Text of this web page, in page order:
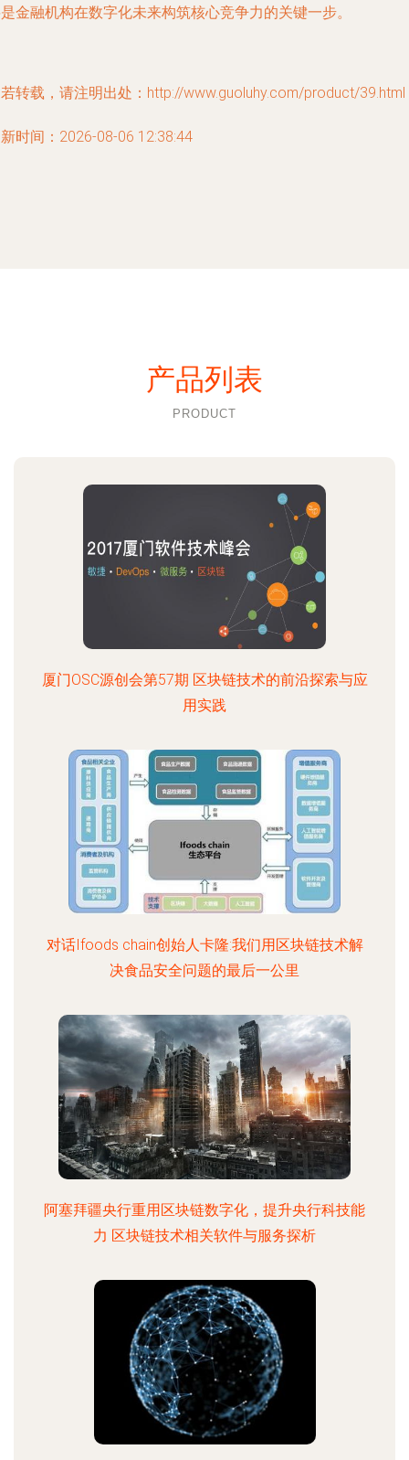
金融机构在数字化未来构筑核心竞争力的关键一步。
转载，请注明出处：http://www.guoluhy.com/product/39.html
时间：2026-08-06 12:38:44
产品列表
PRODUCT
厦门OSC源创会第57期 区块链技术的前沿探索与应
用实践
对话Ifoods chain创始人卡隆:我们用区块链技术解
决食品安全问题的最后一公里
阿塞拜疆央行重用区块链数字化，提升央行科技能
力 区块链技术相关软件与服务探析